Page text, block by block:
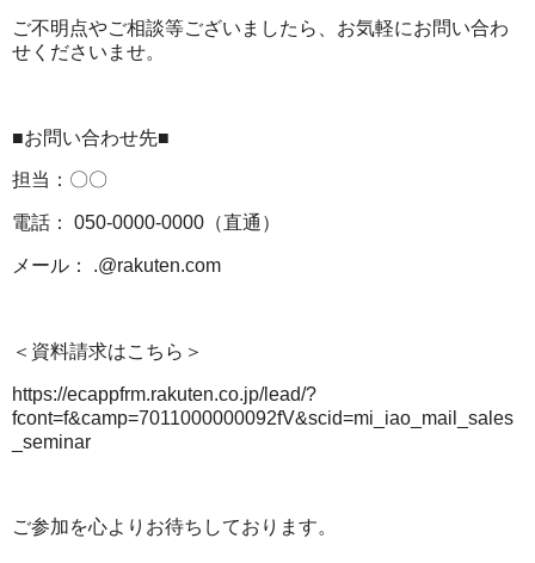
ご不明点やご相談等ございましたら、お気軽にお問い合わ
せくださいませ。
■お問い合わせ先■
担当：〇〇
電話： 050-0000-0000（直通）
メール： .@rakuten.com
＜資料請求はこちら＞
https://ecappfrm.rakuten.co.jp/lead/?
fcont=f&camp=7011000000092fV&scid=mi_iao_mail_sales
_seminar
ご参加を心よりお待ちしております。